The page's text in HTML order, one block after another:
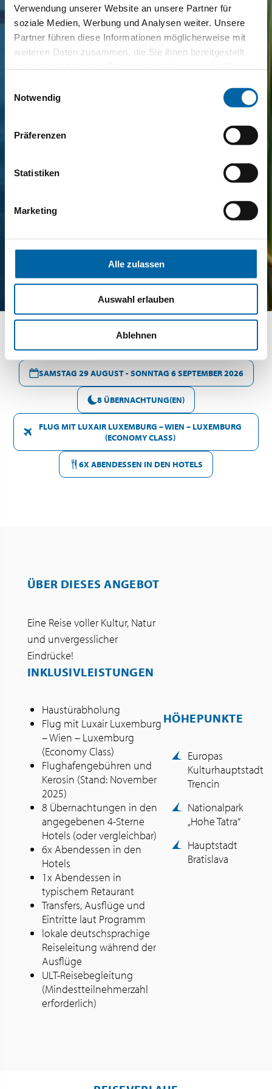
Verwendung unserer Website an unsere Partner für
soziale Medien, Werbung und Analysen weiter. Unsere
Partner führen diese Informationen möglicherweise mit
weiteren Daten zusammen, die Sie ihnen bereitgestellt
Notwendig
Präferenzen
Statistiken
Marketing
Alle zulassen
Auswahl erlauben
Ablehnen
SAMSTAG 29 AUGUST - SONNTAG 6 SEPTEMBER 2026
8 ÜBERNACHTUNG(EN)
FLUG MIT LUXAIR LUXEMBURG – WIEN – LUXEMBURG
(ECONOMY CLASS)
6X ABENDESSEN IN DEN HOTELS
ÜBER DIESES ANGEBOT
Eine Reise voller Kultur, Natur
und unvergesslicher
Eindrücke!
INKLUSIVLEISTUNGEN
Haustürabholung
Flug mit Luxair Luxemburg
– Wien – Luxemburg
(Economy Class)
Flughafengebühren und
Kerosin (Stand: November
2025)
8 Übernachtungen in den
angegebenen 4-Sterne
Hotels (oder vergleichbar)
6x Abendessen in den
Hotels
1x Abendessen in
typischem Retaurant
Transfers, Ausflüge und
Eintritte laut Programm
lokale deutschsprachige
Reiseleitung während der
Ausflüge
ULT-Reisebegleitung
(Mindestteilnehmerzahl
erforderlich)
HÖHEPUNKTE
Europas
Kulturhauptstadt
Trencin
Nationalpark
„Hohe Tatra“
Hauptstadt
Bratislava